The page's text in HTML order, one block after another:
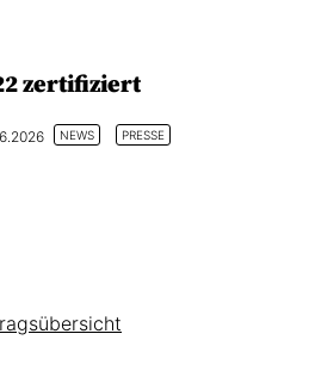
zertifiziert
NEWS
PRESSE